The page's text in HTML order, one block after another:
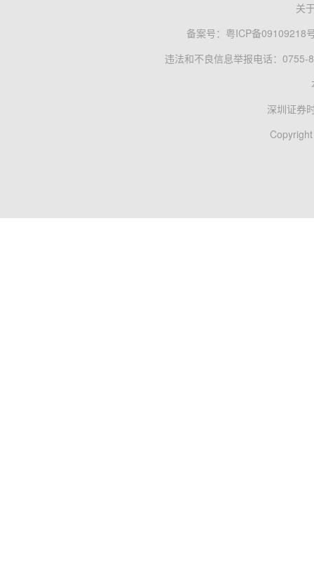
关
备案号： 粤ICP备09109218
违法和不良信息举报电话：0755-
深圳证券